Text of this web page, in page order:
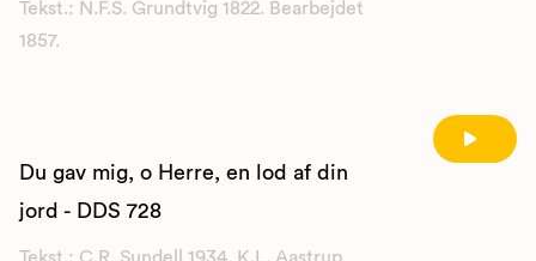
Tekst.: N.F.S. Grundtvig 1822. Bearbejdet
1857.
Du gav mig, o Herre, en lod af din
jord - DDS 728